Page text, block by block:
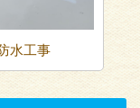
水工事